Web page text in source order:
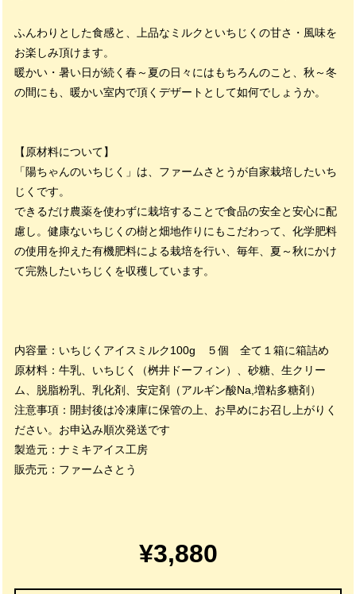
ふんわりとした食感と、上品なミルクといちじくの甘さ・風味を
お楽しみ頂けます。
暖かい・暑い日が続く春～夏の日々にはもちろんのこと、秋～冬
の間にも、暖かい室内で頂くデザートとして如何でしょうか。
【原材料について】
「陽ちゃんのいちじく」は、ファームさとうが自家栽培したいち
じくです。
できるだけ農薬を使わずに栽培することで食品の安全と安心に配
慮し。健康ないちじくの樹と畑地作りにもこだわって、化学肥料
の使用を抑えた有機肥料による栽培を行い、毎年、夏～秋にかけ
て完熟したいちじくを収穫しています。
内容量：いちじくアイスミルク100g ５個 全て１箱に箱詰め
原材料：牛乳、いちじく（桝井ドーフィン）、砂糖、生クリー
ム、脱脂粉乳、乳化剤、安定剤（アルギン酸Na,増粘多糖剤）
注意事項：開封後は冷凍庫に保管の上、お早めにお召し上がりく
ださい。お申込み順次発送です
製造元：ナミキアイス工房
販売元：ファームさとう
¥3,880